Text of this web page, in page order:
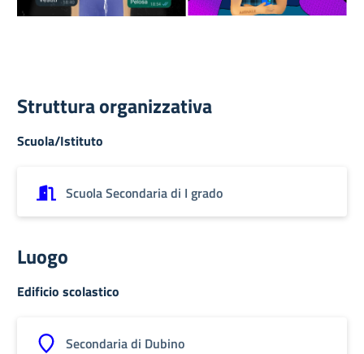
Struttura organizzativa
Scuola/Istituto
Scuola Secondaria di I grado
Luogo
Edificio scolastico
Secondaria di Dubino